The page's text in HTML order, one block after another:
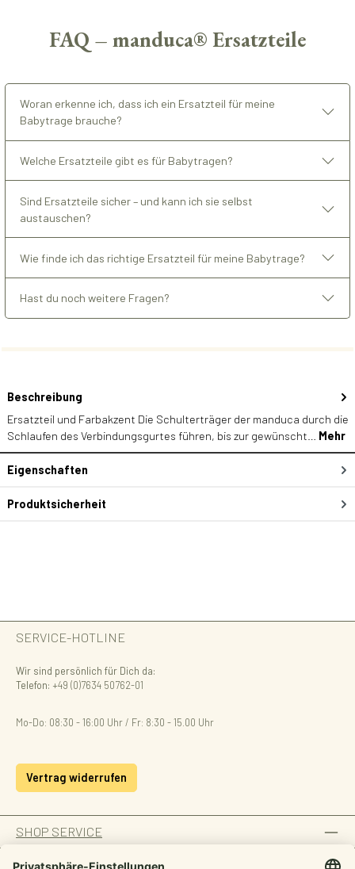
FAQ – manduca® Ersatzteile
Woran erkenne ich, dass ich ein Ersatzteil für meine
Babytrage brauche?
Welche Ersatzteile gibt es für Babytragen?
Sind Ersatzteile sicher – und kann ich sie selbst
austauschen?
Wie finde ich das richtige Ersatzteil für meine Babytrage?
Hast du noch weitere Fragen?
Beschreibung
Ersatzteil und Farbakzent Die Schulterträger der manduca durch die
Schlaufen des Verbindungsgurtes führen, bis zur gewünscht… Mehr
Eigenschaften
Produktsicherheit
SERVICE-HOTLINE
Wir sind persönlich für Dich da:
Telefon: +49 (0)7634 50762-01
Mo-Do: 08:30 - 16:00 Uhr / Fr: 8:30 - 15.00 Uhr
Vertrag widerrufen
SHOP SERVICE
INFORMATION